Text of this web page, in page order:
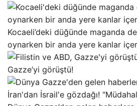
Kocaeli’deki düğünde maganda
oynarken bir anda yere kanlar
Gazze’yi görüştü!